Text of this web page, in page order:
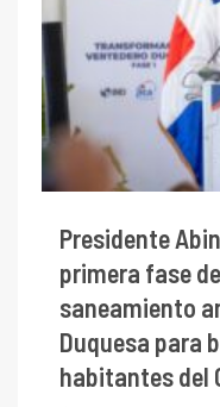
Presidente
primera fase
saneamiento
Duquesa para
habitantes del